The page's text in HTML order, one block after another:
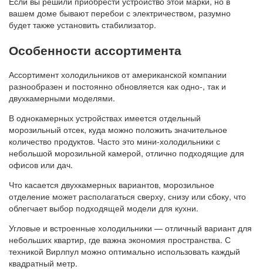
вашем доме бывают перебои с электричеством, разумно
будет также установить стабилизатор.
Особенности ассортимента
Ассортимент холодильников от американской компании
разнообразен и постоянно обновляется как одно-, так и
двухкамерными моделями.
В однокамерных устройствах имеется отдельный
морозильный отсек, куда можно положить значительное
количество продуктов. Часто это мини-холодильники с
небольшой морозильной камерой, отлично подходящие для
офисов или дач.
Что касается двухкамерных вариантов, морозильное
отделение может располагаться сверху, снизу или сбоку, что
облегчает выбор подходящей модели для кухни.
Угловые и встроенные холодильники — отличный вариант для
небольших квартир, где важна экономия пространства. С
техникой Вирлпул можно оптимально использовать каждый
квадратный метр.